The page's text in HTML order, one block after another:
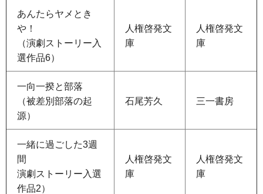
あんたらヤメとき
や！
（演劇ストーリー入
選作品6）
人権啓発文
庫
人権啓発文
庫
一向一揆と部落
（被差別部落の起
源）
石尾芳久 三一書房
一緒に過ごした3週
間
演劇ストーリー入選
作品2）
人権啓発文
庫
人権啓発文
庫